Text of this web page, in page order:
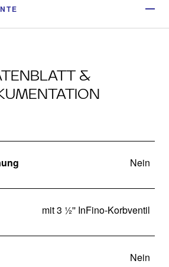
&
Nein
mit 3 ½'' InFino-Korbventil
Nein